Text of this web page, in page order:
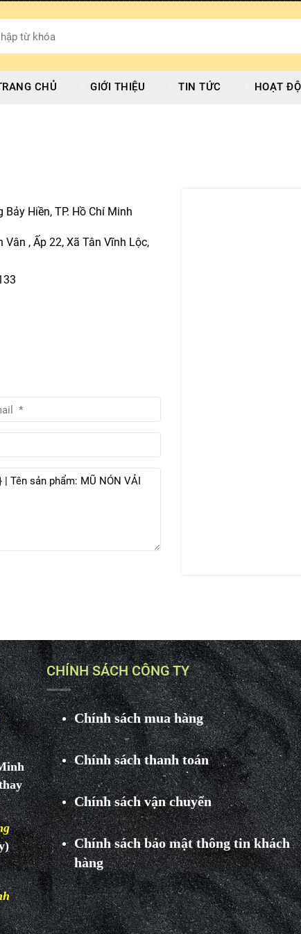
CHỦ GIỚI THIỆU TIN TỨC HOẠT
Hiền, TP. Hồ Chí Minh
, Ấp 22, Xã Tân Vĩnh Lộc,
CHÍNH SÁCH CÔNG TY
Chính sách mua hàng
Chính sách thanh toán
Chính sách vận chuyển
Chính sách bảo mật thông tin khách
hàng